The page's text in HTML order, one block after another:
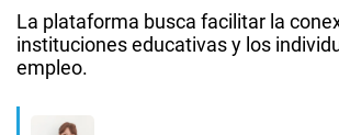
La plataforma busca facilitar la
instituciones educativas y los
empleo.